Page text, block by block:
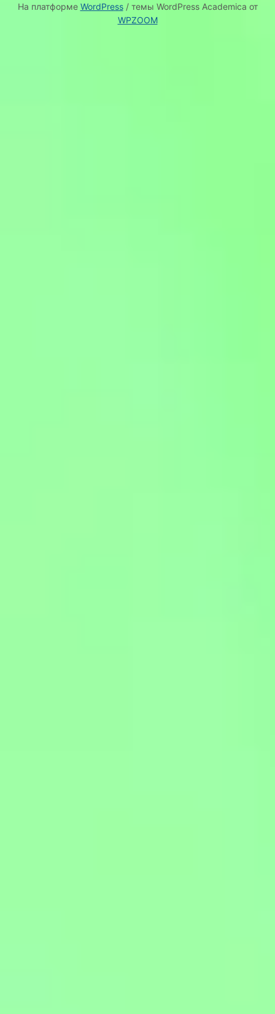
На платформе WordPress/ темы WordPress Academica от
WPZOOM